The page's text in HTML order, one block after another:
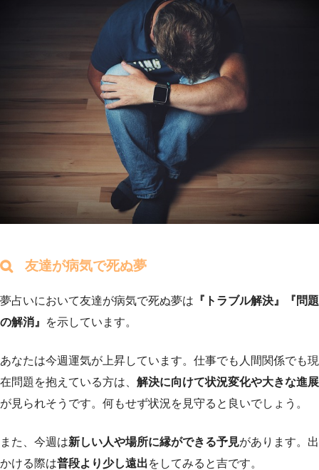
友達が病気で死ぬ夢
夢占いにおいて友達が病気で死ぬ夢は 『トラブル解決』『問題
の解消』
を示しています。
あなたは今週運気が上昇しています。仕事でも人間関係でも現
在問題を抱えている方は、 解決に向けて状況変化や大きな進展
が見られそうです。何もせず状況を見守ると良いでしょう。
また、今週は新しい人や場所に縁ができる予見があります。出
かける際は普段より少し遠出をしてみると吉です。